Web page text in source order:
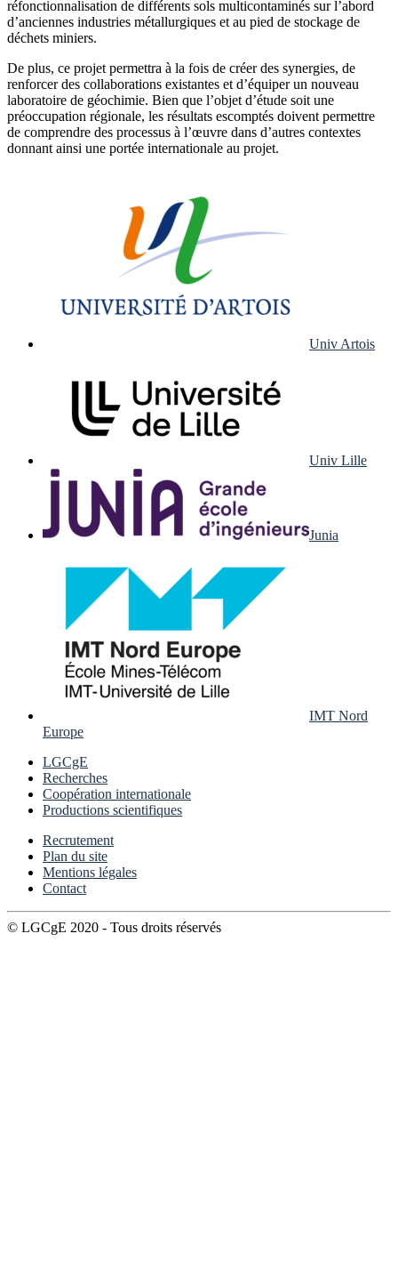
réfonctionnalisation de différents sols multicontaminés sur l’abord
d’anciennes industries métallurgiques et au pied de stockage de
déchets miniers.
De plus, ce projet permettra à la fois de créer des synergies, de
renforcer des collaborations existantes et d’équiper un nouveau
laboratoire de géochimie. Bien que l’objet d’étude soit une
préoccupation régionale, les résultats escomptés doivent permettre
de comprendre des processus à l’œuvre dans d’autres contextes
donnant ainsi une portée internationale au projet.
Univ Artois
Univ Lille
Junia
IMT Nord
Europe
LGCgE
Recherches
Coopération internationale
Productions scientifiques
Recrutement
Plan du site
Mentions légales
Contact
© LGCgE 2020 - Tous droits réservés